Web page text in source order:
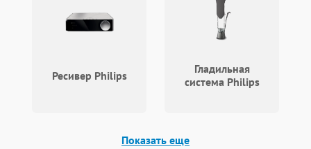
Ресивер Philips
Гладильная
система Philips
Показать еще